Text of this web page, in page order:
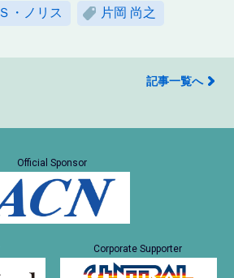
Ｓ・ノリス 片岡 尚之
記事一覧へ
Official Sponsor
Corporate Supporter